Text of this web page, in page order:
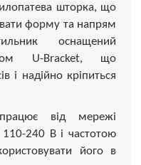
шторка, що
форму та напрям
оснащений
U-Bracket, що
і надійно кріпиться
від мережі
240 В і частотою
його в